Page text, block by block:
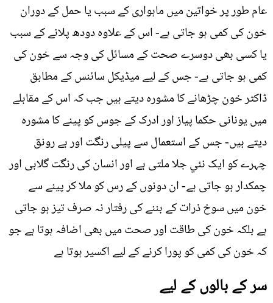
عام طور پر خواتین میں ماہواری کے سبب یا حمل کے دوران
خون کی کمی ہو جاتی ہے- اس کے علاوہ دودھ پلانے کے سبب
یا کسی بھی دوسرے صحت کے مسائل کی وجہ سے خون کی
کمی ہو جاتی ہے- جس کے لیے میڈیکل سائنس کے مطابق
ڈاکٹر خون چڑھانے کا مشورہ دیتے ہیں جب کہ اس کے مقابلے
میں یونانی حکما پیاز اور ادرک کے جوس کو پینے کا مشورہ
دیتے ہیں- جس کے استعمال سے پیلی رنگت اور بے رونق
چہرے کو ایک نئي جلا ملتی ہے اور انسان کی رنگت گلابی اور
چمکدار ہو جاتی ہے- ان دونوں کے رس کو ملا کر پینے سے
خون میں سوخ ذرات کے بننے کی رفتار نہ صرف تیز ہو جاتی
ہے بلکہ خون کی طاقت اور صحت میں بھی اضافہ ہوتا ہے جو
کہ خون کی کمی کو پورا کرنے کے لیے اکسیر ہوتا ہے
سر کے بالوں کے لیے